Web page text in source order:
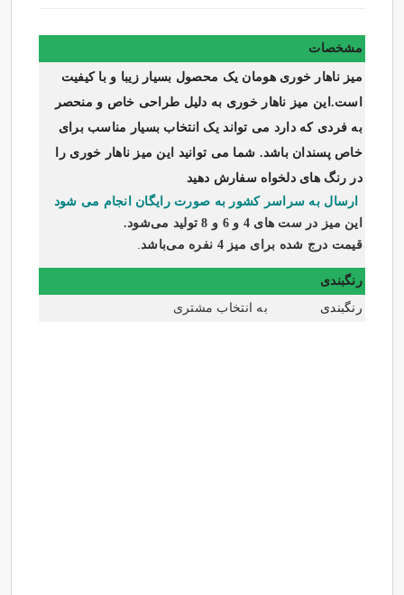
مشخصات
میز ناهار خوری هومان یک محصول بسیار زیبا و با کیفیت
است.این میز ناهار خوری به دلیل طراحی خاص و منحصر
به فردی که دارد می تواند یک انتخاب بسیار مناسب برای
خاص پسندان باشد. شما می توانید این میز ناهار خوری را
در رنگ های دلخواه سفارش دهید
این میز در ست های 4 و 6 و 8 تولید می‌شود.
قیمت درج شده برایمیز 4 نفره می‌باشد.
رنگبندی
رنگبندی
به انتخاب مشتری